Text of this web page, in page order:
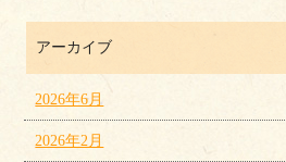
アーカイブ
2026年6月
2026年2月